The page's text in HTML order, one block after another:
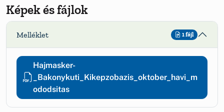
Képek és fájlok
Melléklet 1 fájl
Hajmasker-
_Bakonykuti_Kikepzobazis_oktober_havi_m
ododsitas